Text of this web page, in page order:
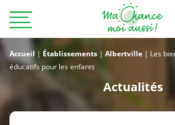
Accueil | Établissements | Albertville | Les
éducatifs pour les enfants
Actualités